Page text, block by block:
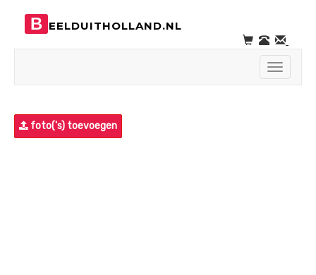
B EELDUITHOLLAND.NL
Toggle
foto('s) toevoegen